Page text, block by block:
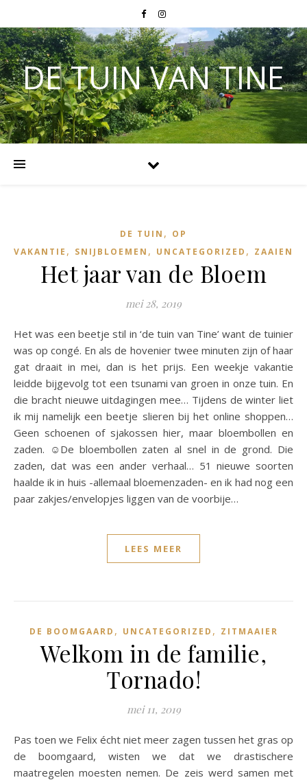
DE TUIN VAN TINE
DE TUIN , OP
VAKANTIE , SNIJBLOEMEN , UNCATEGORIZED , ZAAIEN
Het jaar van de Bloem
mei 28, 2019
Het was een beetje stil in ‘de tuin van Tine’ want de tuinier
was op congé. En als de hovenier twee minuten zijn of haar
gat draait in mei, dan is het prijs. Een weekje vakantie
leidde bijgevolg tot een tsunami van groen in onze tuin. En
die bracht nieuwe uitdagingen mee… Tijdens de winter liet
ik mij namelijk een beetje slieren bij het online shoppen…
Geen schoenen of sjakossen hier, maar bloembollen en
zaden. ☺️De bloembollen zaten al snel in de grond. Die
zaden, dat was een ander verhaal… 51 nieuwe soorten
haalde ik in huis -allemaal bloemenzaden- en ik had nog een
paar zakjes/envelopjes liggen van de voorbije…
LEES MEER
DE BOOMGAARD , UNCATEGORIZED , ZITMAAIER
Welkom in de familie,
Tornado!
mei 11, 2019
Pas toen we Felix écht niet meer zagen tussen het gras op
de boomgaard, wisten we dat we drastischere
maatregelen moesten nemen. De zeis werd samen met